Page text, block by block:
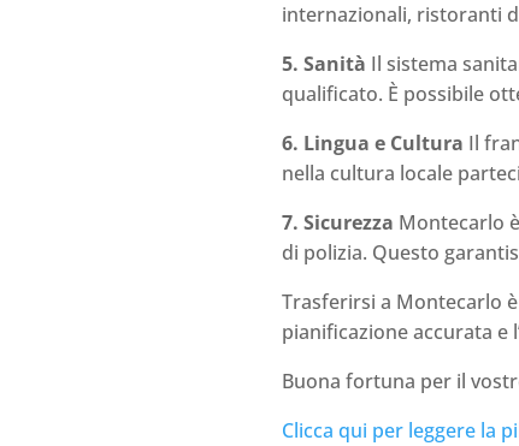
internazionali, ristoranti
5. Sanità Il sistema
qualificato. È possibile
6. Lingua e Cultura Il
nella cultura locale
7. Sicurezza Montecarlo
di polizia. Questo
Trasferirsi a Montecarlo
pianificazione accurata e
Buona fortuna per il
Clicca qui per leggere la